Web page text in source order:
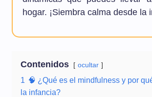
hogar. ¡Siembra calma desde la
Contenidos ocultar
1 🧠 ¿Qué es el mindfulness y por
la infancia?